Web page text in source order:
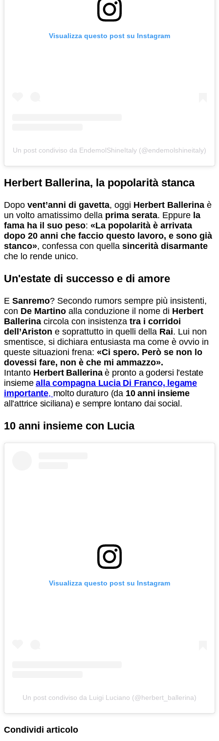
Visualizza questo post su Instagram
Un post condiviso da EndemolShineItaly (@endemolshineitaly)
Herbert Ballerina, la popolarità stanca
Dopo vent’anni di gavetta, oggi Herbert Ballerina è
un volto amatissimo della prima serata. Eppure la
fama ha il suo peso: «La popolarità è arrivata
dopo 20 anni che faccio questo lavoro, e sono già
stanco», confessa con quella sincerità disarmante
che lo rende unico.
Un'estate di successo e di amore
E Sanremo? Secondo rumors sempre più insistenti,
con De Martino alla conduzione il nome di Herbert
Ballerina circola con insistenza tra i corridoi
dell’Ariston e soprattutto in quelli della Rai. Lui non
smentisce, si dichiara entusiasta ma come è ovvio in
queste situazioni frena: «Ci spero. Però se non lo
dovessi fare, non è che mi ammazzo».
Intanto Herbert Ballerinaè pronto a godersi l’estate
insiemealla compagna Lucia Di Franco, legame
importante, molto duraturo (da 10 anni insieme
all’attrice siciliana) e sempre lontano dai social.
10 anni insieme con Lucia
Visualizza questo post su Instagram
Un post condiviso da Luigi Luciano (@herbert_ballerina)
Condividi articolo